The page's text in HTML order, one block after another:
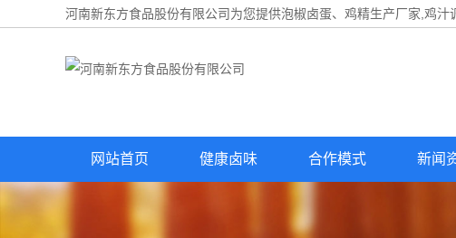
河南新东方食品股份有限公司为您提供泡椒卤蛋、鸡精生产厂家,鸡汁
网站首页 健康卤味 合作模式 新闻